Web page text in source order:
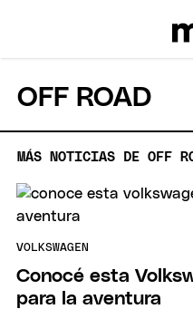
OFF ROAD
MÁS NOTICIAS DE OFF
VOLKSWAGEN
Conocé esta
para la aventura